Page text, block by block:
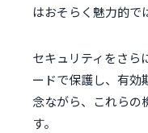
はおそらく魅力的で
セキュリティをさら
ードで保護し、有効
念ながら、これらの
す。